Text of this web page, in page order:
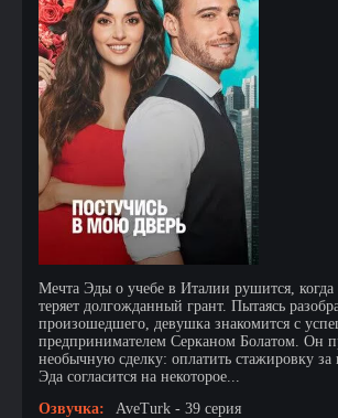
Мечта Эды о учебе в Италии рушится,
теряет долгожданный грант. Пытаясь
произошедшего, девушка знакомится с
предпринимателем Серканом Болатом. Он
необычную сделку: оплатить стажировку за
Эда согласится на некоторое...
Озвучка:
AveTurk - 39 серия